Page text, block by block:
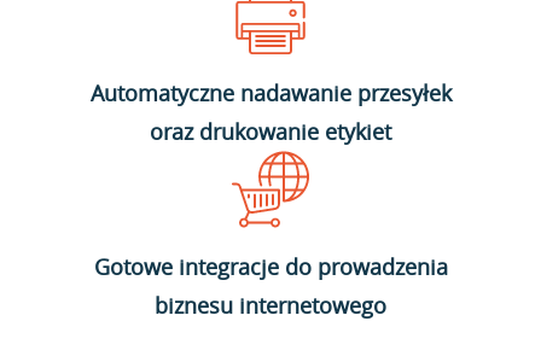
Automatyczne nadawanie przesyłek
oraz drukowanie etykiet
Gotowe integracje do prowadzenia
biznesu internetowego